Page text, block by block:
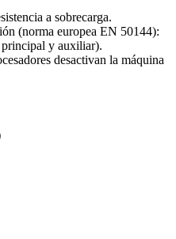
a sobrecarga.
(norma europea EN 50144):
y auxiliar).
desactivan la máquina